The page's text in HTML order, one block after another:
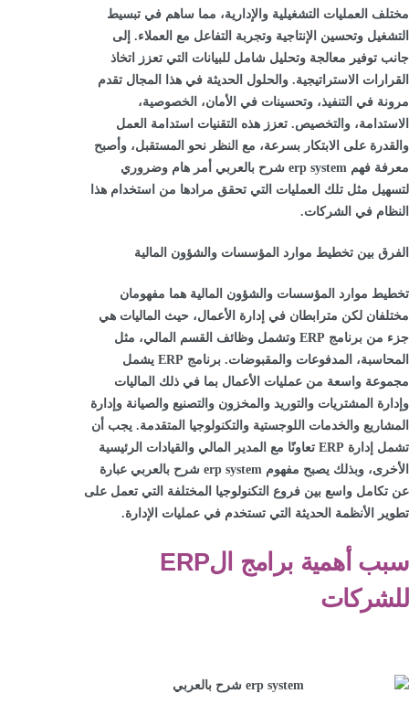
مختلف العمليات التشغيلية والإدارية، مما ساهم في تبسيط
التشغيل وتحسين الإنتاجية وتجربة التفاعل مع العملاء. إلى
جانب توفير معالجة وتحليل شامل للبيانات التي تعزز اتخاذ
القرارات الاستراتيجية. والحلول الحديثة في هذا المجال تقدم
مرونة في التنفيذ، وتحسينات في الأمان، الخصوصية،
الاستدامة، والتخصيص. تعزز هذه التقنيات استدامة العمل
والقدرة على الابتكار بسرعة، مع النظر نحو المستقبل، وأصبح
معرفة فهم erp system شرح بالعربي أمر هام وضروري
لتسهيل مثل تلك العمليات التي تحقق مرادها من استخدام هذا
النظام في الشركات.
الفرق بين تخطيط موارد المؤسسات والشؤون المالية
تخطيط موارد المؤسسات والشؤون المالية هما مفهومان
مختلفان لكن مترابطان في إدارة الأعمال، حيث الماليات هي
جزء من برنامج ERP وتشمل وظائف القسم المالي، مثل
المحاسبة، المدفوعات والمقبوضات. برنامج ERP يشمل
مجموعة واسعة من عمليات الأعمال بما في ذلك الماليات
وإدارة المشتريات والتوريد والمخزون والتصنيع والصيانة وإدارة
المشاريع والخدمات اللوجستية والتكنولوجيا المتقدمة. يجب أن
تشمل إدارة ERP تعاونًا مع المدير المالي والقيادات الرئيسية
الأخرى، وبذلك يصبح مفهوم erp system شرح بالعربي عبارة
عن تكامل واسع بين فروع التكنولوجيا المختلفة التي تعمل على
تطوير الأنظمة الحديثة التي تستخدم في عمليات الإدارة.
سبب أهمية برامج الERP
للشركات